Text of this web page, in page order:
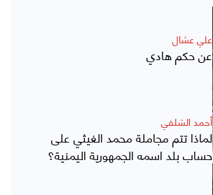
علي عشال
عن حكم هادي
أحمد الشلفي
لماذا تتم مجاملة محمد الغيثي على
حساب بلد اسمه الجمهورية اليمنية؟